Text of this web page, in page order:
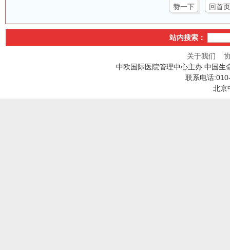
赞一下 回首页
站内搜索：
关于我们
中欧国际医院管理中心主办 中国生
联系电话
北京